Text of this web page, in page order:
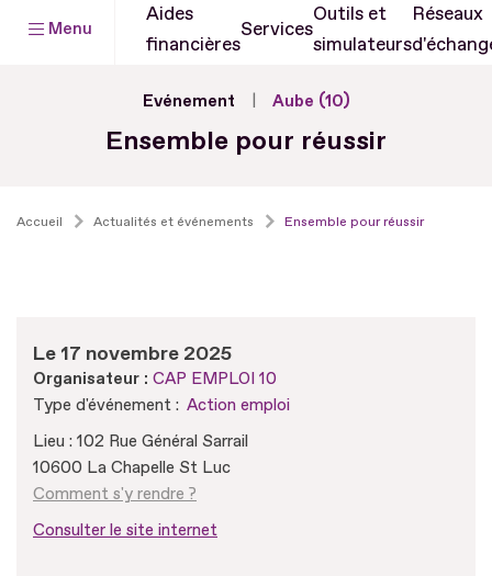
Menu
Aides
financières
Services
Outils et
simulateurs
Réseaux
Evénement Aube (10)
Ensemble pour réussir
Accueil Actualités et événements Ensemble pour réussir
Le 17 novembre 2025
Organisateur : CAP EMPLOI 10
Type d'événement : Action emploi
Lieu : 102 Rue Général Sarrail
10600 La Chapelle St Luc
Comment s'y rendre ?
Consulter le site internet